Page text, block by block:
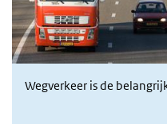
Wegverkeer is de